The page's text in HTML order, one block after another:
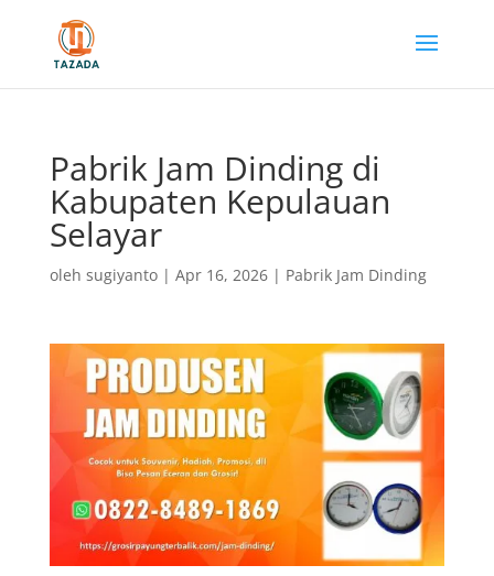
Pabrik Jam Dinding di
Kabupaten Kepulauan
Selayar
oleh sugiyanto| Apr 16, 2026| Pabrik Jam Dinding